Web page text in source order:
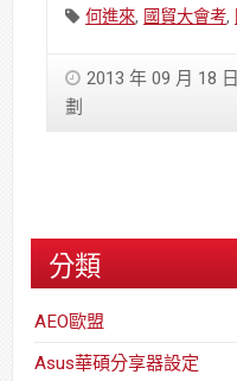
Tags:
何進來, 國貿大會考,
2013 年 09 月 18 日
劃
分類
AEO歐盟
Asus華碩分享器設定